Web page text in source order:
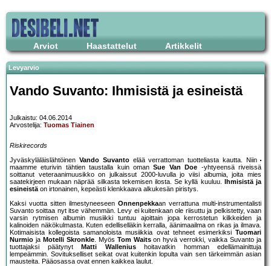
Arviot Haastattelut Artikkelit
Levyarvio
Vando Suvanto: Ihmisistä ja esineistä
Julkaistu: 04.06.2014
Arvostelija: Tuomas Tiainen
Riskirecords
Jyväskyläläislähtöinen Vando Suvantoelää verrattoman tuotteliasta kautta. Niin
maamme eturivin tähtien taustalla kuin omanSue Van Doe -yhtyeensä riveissä
soittanut veteraanimuusikko on julkaissut 2000-luvulla jo viisi albumia, joita mies
saatekirjeen mukaan näprää silkasta tekemisen ilosta. Se kyllä kuuluu.
Ihmisistä ja
esineistäon irtonainen, kepeästi klenkkaava alkukesän piristys.
Kaksi vuotta sitten ilmestyneeseen Onnenpekkaan verrattuna multi-instrumentalisti
Suvanto soittaa nyt itse vähemmän. Levy ei kuitenkaan ole riisuttu ja pelkistetty, vaan
varsin rytmisen albumin musiikki tuntuu ajoittain jopa kerrostetun kilkkeiden ja
kalinoiden näkökulmasta. Kuten edelliselläkin kerralla, äänimaailma on rikas ja ilmava.
Kotimaisista kollegoista samanoloista musiikkia ovat tehneet esimerkiksi Tuomari
Nurmio ja Motelli Skronkle. Myös Tom Waitson hyvä verrokki, vaikka Suvanto ja
tuottajaksi päätynyt
Matti Walleniushoitavatkin homman edellämainittuja
lempeämmin. Sovitukselliset seikat ovat kuitenkin lopulta vain sen tärkeimmän asian
mausteita. Pääosassa ovat ennen kaikkea laulut.